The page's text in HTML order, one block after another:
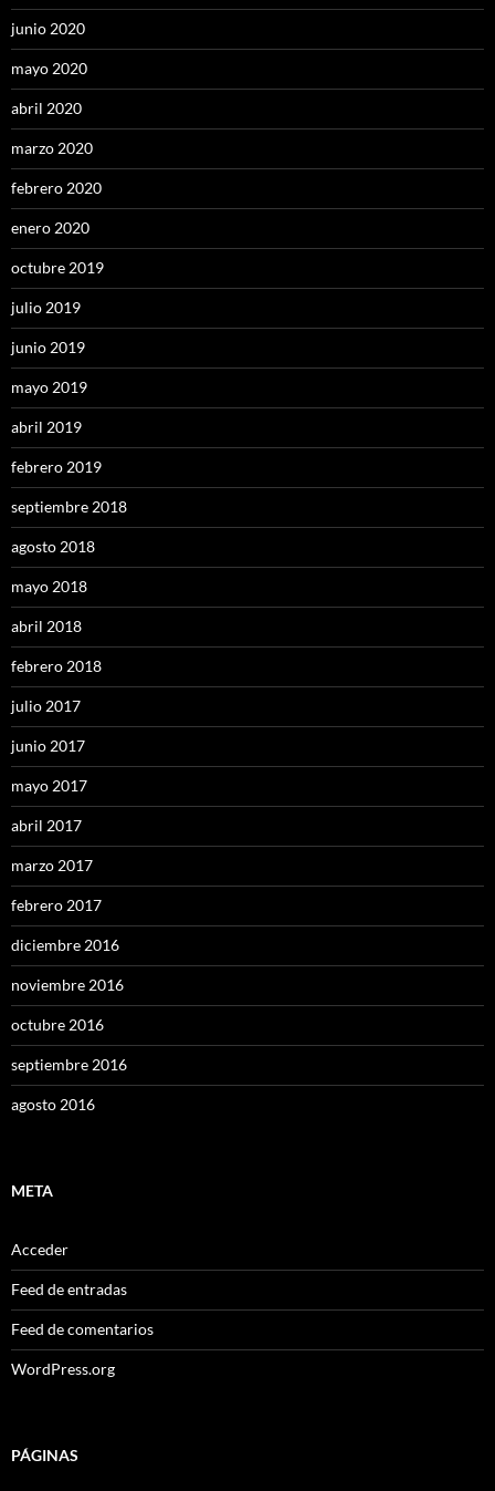
junio 2020
mayo 2020
abril 2020
marzo 2020
febrero 2020
enero 2020
octubre 2019
julio 2019
junio 2019
mayo 2019
abril 2019
febrero 2019
septiembre 2018
agosto 2018
mayo 2018
abril 2018
febrero 2018
julio 2017
junio 2017
mayo 2017
abril 2017
marzo 2017
febrero 2017
diciembre 2016
noviembre 2016
octubre 2016
septiembre 2016
agosto 2016
META
Acceder
Feed de entradas
Feed de comentarios
WordPress.org
PÁGINAS